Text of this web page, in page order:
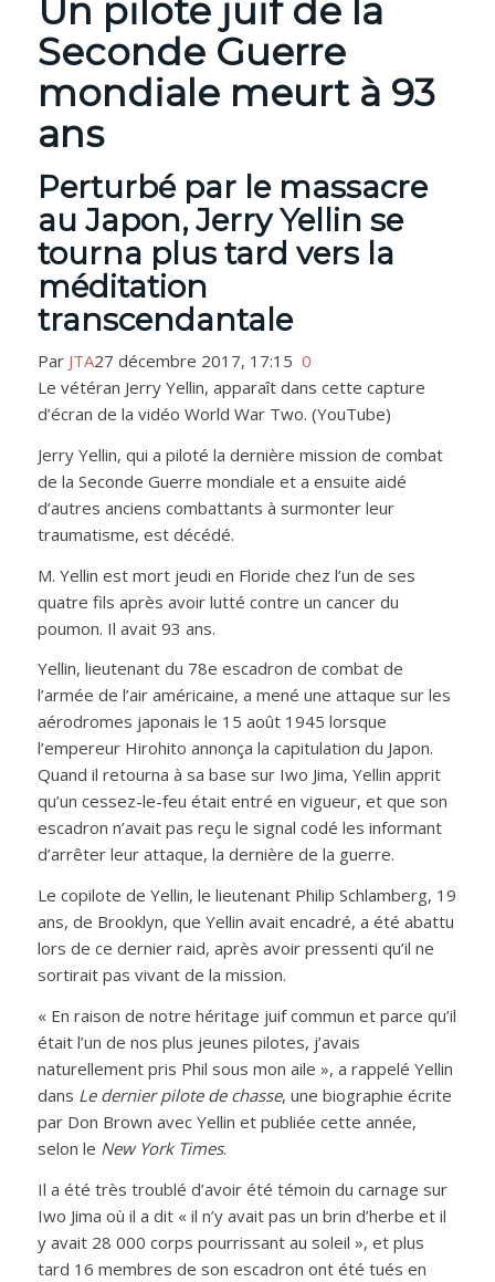
Un pilote juif de la
Seconde Guerre
mondiale meurt à 93
ans
Perturbé par le massacre
au Japon, Jerry Yellin se
tourna plus tard vers la
méditation
transcendantale
Par JTA27 décembre 2017, 17:15 0
Le vétéran Jerry Yellin, apparaît dans cette capture
d’écran de la vidéo World War Two. (YouTube)
Jerry Yellin, qui a piloté la dernière mission de combat
de la Seconde Guerre mondiale et a ensuite aidé
d’autres anciens combattants à surmonter leur
traumatisme, est décédé.
M. Yellin est mort jeudi en Floride chez l’un de ses
quatre fils après avoir lutté contre un cancer du
poumon. Il avait 93 ans.
Yellin, lieutenant du 78e escadron de combat de
l’armée de l’air américaine, a mené une attaque sur les
aérodromes japonais le 15 août 1945 lorsque
l’empereur Hirohito annonça la capitulation du Japon.
Quand il retourna à sa base sur Iwo Jima, Yellin apprit
qu’un cessez-le-feu était entré en vigueur, et que son
escadron n’avait pas reçu le signal codé les informant
d’arrêter leur attaque, la dernière de la guerre.
Le copilote de Yellin, le lieutenant Philip Schlamberg, 19
ans, de Brooklyn, que Yellin avait encadré, a été abattu
lors de ce dernier raid, après avoir pressenti qu’il ne
sortirait pas vivant de la mission.
« En raison de notre héritage juif commun et parce qu’il
était l’un de nos plus jeunes pilotes, j’avais
naturellement pris Phil sous mon aile », a rappelé Yellin
dans Le dernier pilote de chasse, une biographie écrite
par Don Brown avec Yellin et publiée cette année,
selon le New York Times.
Il a été très troublé d’avoir été témoin du carnage sur
Iwo Jima où il a dit « il n’y avait pas un brin d’herbe et il
y avait 28 000 corps pourrissant au soleil », et plus
tard 16 membres de son escadron ont été tués en